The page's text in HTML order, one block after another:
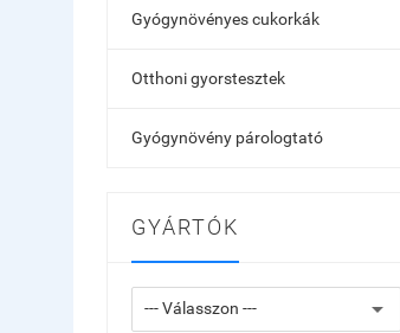
Gyógynövényes cukorkák
Otthoni gyorstesztek
Gyógynövény párologtató
GYÁRTÓK